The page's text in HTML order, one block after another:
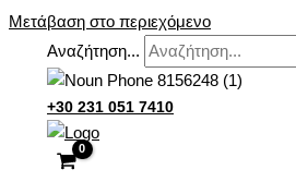
Μετάβαση στο περιεχόμενο
Αναζήτηση...
+30 231 051 7410